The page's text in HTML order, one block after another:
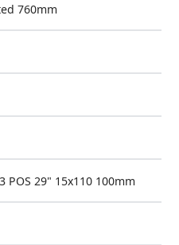
760mm
POS 29" 15x110 100mm